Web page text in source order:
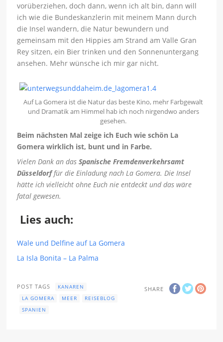
vorüberziehen, doch dann, wenn ich alt bin, dann will
ich wie die Bundeskanzlerin mit meinem Mann durch
die Insel wandern, die Natur bewundern und
gemeinsam mit den Hippies am Strand am Valle Gran
Rey sitzen, ein Bier trinken und den Sonnenuntergang
ansehen. Mehr wünsche ich mir gar nicht.
Auf La Gomera ist die Natur das beste Kino, mehr Farbgewalt
und Dramatik am Himmel hab ich noch nirgendwo anders
gesehen.
Beim nächsten Mal zeige ich Euch wie schön La
Gomera wirklich ist, bunt und in Farbe.
Vielen Dank an dasSpanische Fremdenverkehrsamt
Düsseldorffür die Einladung nach La Gomera. Die Insel
hätte ich vielleicht ohne Euch nie entdeckt und das wäre
fatal gewesen.
Lies auch:
Wale und Delfine auf La Gomera
La Isla Bonita – La Palma
SHARE
POST TAGS
KANAREN
LA GOMERA
MEER
REISEBLOG
SPANIEN